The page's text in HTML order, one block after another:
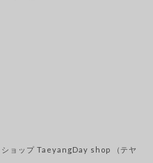
ョップ TaeyangDay shop （テヤ